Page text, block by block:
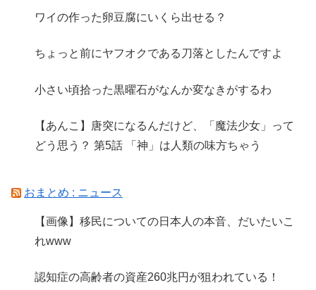
ワイの作った卵豆腐にいくら出せる？
ちょっと前にヤフオクである刀落としたんですよ
小さい頃拾った黒曜石がなんか変なきがするわ
【あんこ】唐突になるんだけど、「魔法少女」って
どう思う？ 第5話 「神」は人類の味方ちゃう
おまとめ : ニュース
【画像】移民についての日本人の本音、だいたいこ
れwww
認知症の高齢者の資産260兆円が狙われている！